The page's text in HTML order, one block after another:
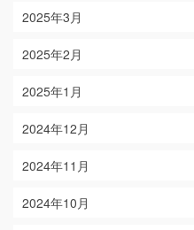
2025年3月
2025年2月
2025年1月
2024年12月
2024年11月
2024年10月